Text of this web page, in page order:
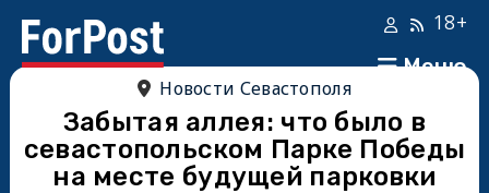
Меню
18+
Новости Севастополя
Забытая аллея: что было в
севастопольском Парке Победы
на месте будущей парковки